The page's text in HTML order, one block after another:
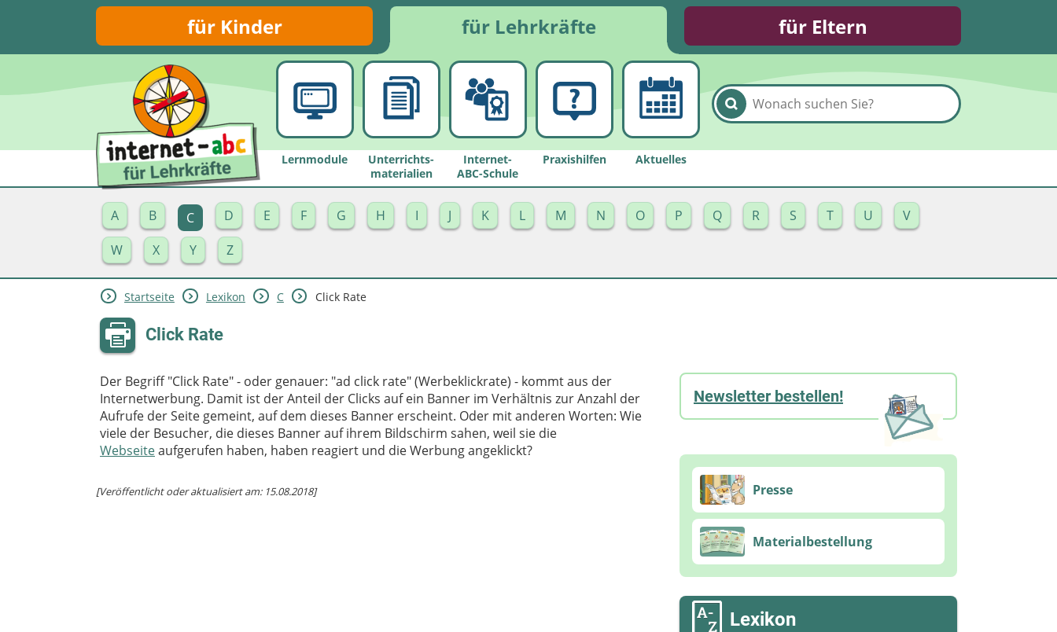
für Kinder für Lehrkräfte für Eltern
Lernmodule
Unterrichts­
materialien
Internet-
ABC-Schule
Praxishilfen Aktuelles
A B C D E F G H I J K L M N O P Q R S T U
V
W
X Y Z
Startseite Lexikon C Click Rate
Click Rate
Der Begriff "Click Rate" - oder genauer: "ad click rate" (Werbeklickrate) - kommt aus der
Internetwerbung. Damit ist der Anteil der Clicks auf ein Banner im Verhältnis zur Anzahl der
Aufrufe der Seite gemeint, auf dem dieses Banner erscheint. Oder mit anderen Worten: Wie
viele der Besucher, die dieses Banner auf ihrem Bildschirm sahen, weil sie die
Webseiteaufgerufen haben, haben reagiert und die Werbung angeklickt?
[Veröffentlicht oder aktualisiert am: 15.08.2018]
Newsletter bestellen!
Presse
Materialbestellung
Lexikon